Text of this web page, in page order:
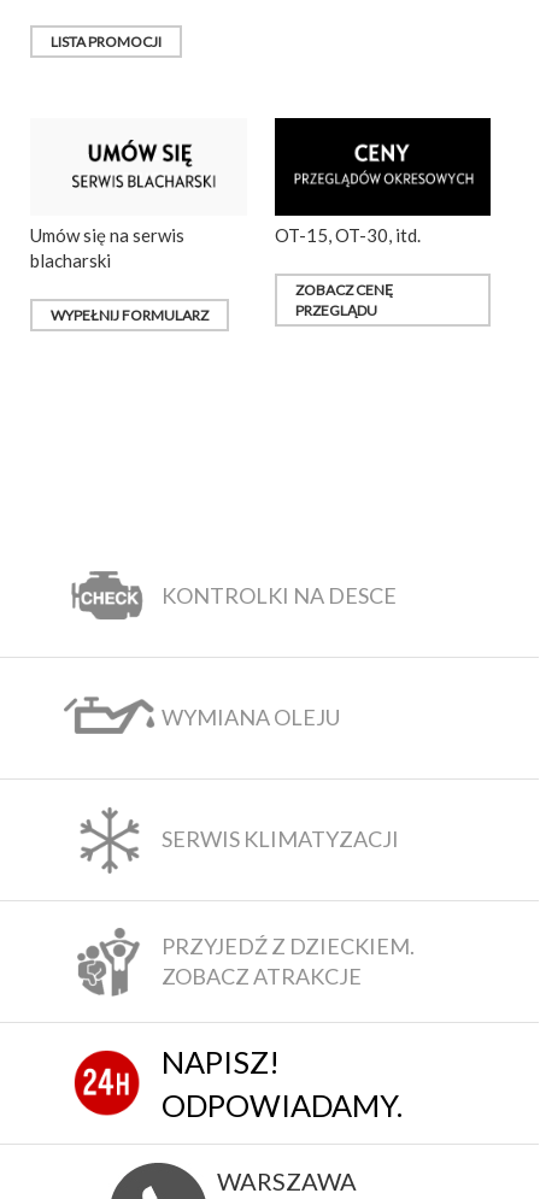
LISTA PROMOCJI
Umów się na serwis
blacharski
WYPEŁNIJ FORMULARZ
OT-15, OT-30, itd.
ZOBACZ CENĘ
PRZEGLĄDU
KONTROLKI NA DESCE
WYMIANA OLEJU
SERWIS KLIMATYZACJI
PRZYJEDŹ Z DZIECKIEM.
ZOBACZ ATRAKCJE
NAPISZ!
ODPOWIADAMY.
WARSZAWA